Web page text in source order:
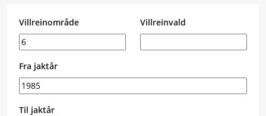
Villreinområde Villreinvald
Fra jaktår
Til jaktår